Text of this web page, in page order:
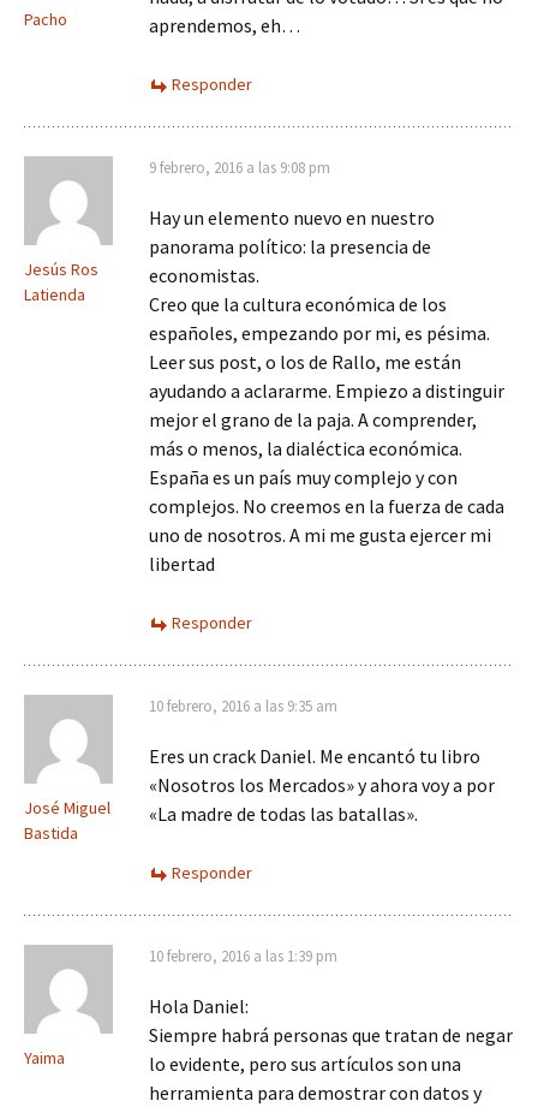
Pacho
aprendemos, eh…
Responder
Jesús Ros
Latienda
9 febrero, 2016 a las 9:08 pm
Hay un elemento nuevo en nuestro
panorama político: la presencia de
economistas.
Creo que la cultura económica de los
españoles, empezando por mi, es pésima.
Leer sus post, o los de Rallo, me están
ayudando a aclararme. Empiezo a distinguir
mejor el grano de la paja. A comprender,
más o menos, la dialéctica económica.
España es un país muy complejo y con
complejos. No creemos en la fuerza de cada
uno de nosotros. A mi me gusta ejercer mi
libertad
Responder
José Miguel
Bastida
10 febrero, 2016 a las 9:35 am
Eres un crack Daniel. Me encantó tu libro
«Nosotros los Mercados» y ahora voy a por
«La madre de todas las batallas».
Responder
Yaima
10 febrero, 2016 a las 1:39 pm
Hola Daniel:
Siempre habrá personas que tratan de negar
lo evidente, pero sus artículos son una
herramienta para demostrar con datos y